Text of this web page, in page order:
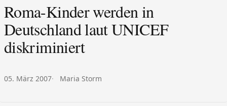
Roma-Kinder werden in
Deutschland laut UNICEF
diskriminiert
Veröffentlicht am:
05. März 2007 Autor:
Maria Storm